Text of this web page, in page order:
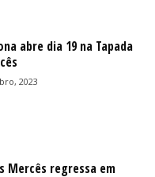
abre dia 19 na Tapada
2023
Mercês regressa em